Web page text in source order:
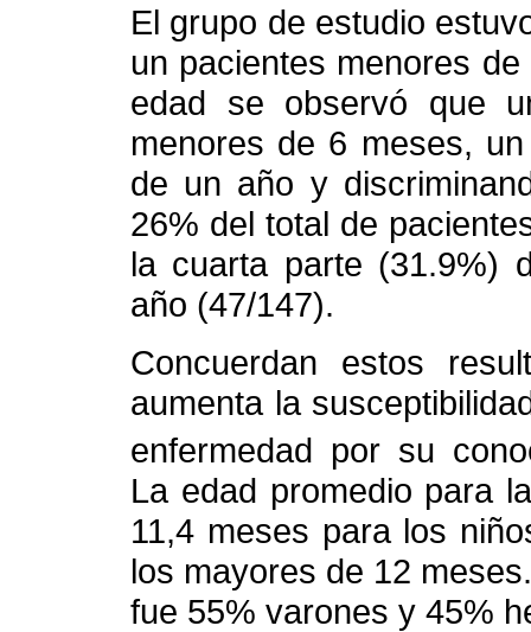
El grupo de estudio
un pacientes menores
edad se observó que
menores de 6 meses,
de un año y
26% del total de
la cuarta parte (31.9%)
año (47/147).
Concuerdan estos
aumenta la
enfermedad por su
La edad promedio para
11,4 meses para los
los mayores de 12
fue 55% varones y 45%